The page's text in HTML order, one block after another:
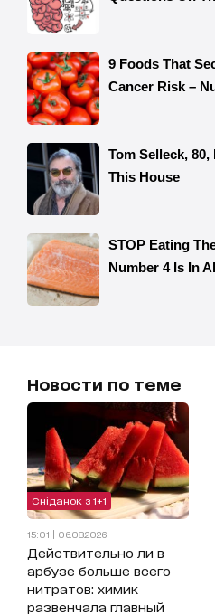
Новости по теме
Сніданок з 1+1
15:01 | 06.08.2026
Действительно ли в
арбузе больше всего
нитратов: химик
развенчала главный